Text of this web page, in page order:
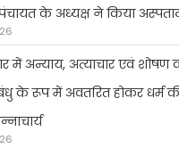
के अध्यक्ष ने किया
अन्याय, अत्याचार एवं शोषण
के रूप में अवतरित होकर धर्म